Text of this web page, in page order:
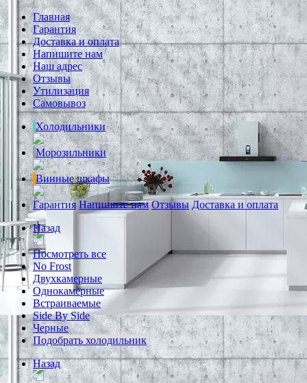
Главная
Гарантия
Доставка и оплата
Напишите нам
Наш адрес
Отзывы
Утилизация
Самовывоз
Холодильники
Морозильники
Винные шкафы
Гарантия Напишите нам Отзывы Доставка и оплата
Назад
Посмотреть все
No Frost
Двухкамерные
Однокамерные
Встраиваемые
Side By Side
Черные
Подобрать холодильник
Назад